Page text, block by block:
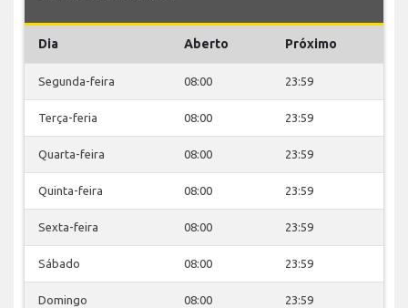
Dia Aberto Próximo
Segunda-feira 08:00 23:59
Terça-feria 08:00 23:59
Quarta-feira 08:00 23:59
Quinta-feira 08:00 23:59
Sexta-feira 08:00 23:59
Sábado 08:00 23:59
Domingo 08:00 23:59